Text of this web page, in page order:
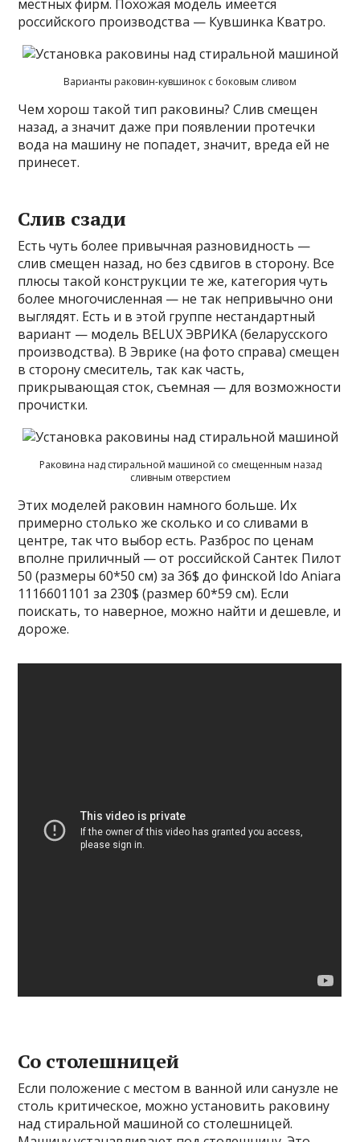
местных фирм. Похожая модель имеется
российского производства — Кувшинка Кватро.
Варианты раковин-кувшинок с боковым сливом
Чем хорош такой тип раковины? Слив смещен
назад, а значит даже при появлении протечки
вода на машину не попадет, значит, вреда ей не
принесет.
Слив сзади
Есть чуть более привычная разновидность —
слив смещен назад, но без сдвигов в сторону. Все
плюсы такой конструкции те же, категория чуть
более многочисленная — не так непривычно они
выглядят. Есть и в этой группе нестандартный
вариант — модель BELUX ЭВРИКА (беларусского
производства). В Эврике (на фото справа) смещен
в сторону смеситель, так как часть,
прикрывающая сток, съемная — для возможности
прочистки.
Раковина над стиральной машиной со смещенным назад
сливным отверстием
Этих моделей раковин намного больше. Их
примерно столько же сколько и со сливами в
центре, так что выбор есть. Разброс по ценам
вполне приличный — от российской Сантек Пилот
50 (размеры 60*50 см) за 36$ до финской Ido Aniara
1116601101 за 230$ (размер 60*59 см). Если
поискать, то наверное, можно найти и дешевле, и
дороже.
Со столешницей
Если положение с местом в ванной или санузле не
столь критическое, можно установить раковину
над стиральной машиной со столешницей.